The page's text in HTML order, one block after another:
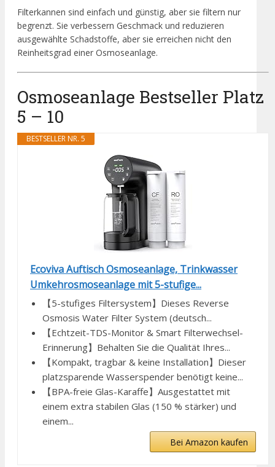
Filterkannen sind einfach und günstig, aber sie filtern nur
begrenzt. Sie verbessern Geschmack und reduzieren
ausgewählte Schadstoffe, aber sie erreichen nicht den
Reinheitsgrad einer Osmoseanlage.
Osmoseanlage Bestseller Platz
5 – 10
BESTSELLER NR. 5
Ecoviva Auftisch Osmoseanlage, Trinkwasser
Umkehrosmoseanlage mit 5-stufige...
【5-stufiges Filtersystem】Dieses Reverse
Osmosis Water Filter System (deutsch...
【Echtzeit-TDS-Monitor & Smart Filterwechsel-
Erinnerung】Behalten Sie die Qualität Ihres...
【Kompakt, tragbar & keine Installation】Dieser
platzsparende Wasserspender benötigt keine...
【BPA-freie Glas-Karaffe】Ausgestattet mit
einem extra stabilen Glas (150 % stärker) und
einem...
Bei Amazon kaufen